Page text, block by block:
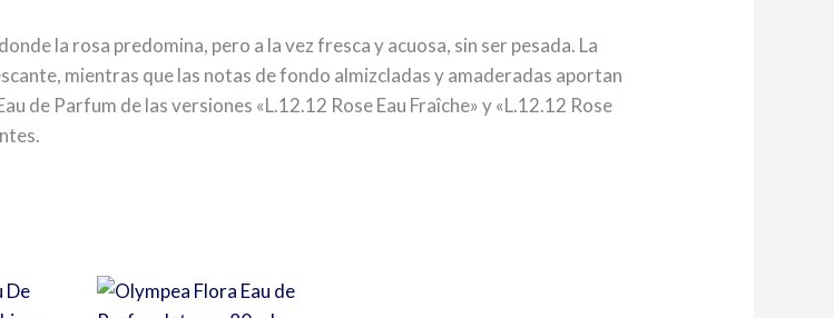
la rosa predomina, pero a la vez fresca y acuosa, sin ser pesada. La
mientras que las notas de fondo almizcladas y amaderadas aportan
de Parfum de las versiones «L.12.12 Rose Eau Fraîche» y «L.12.12 Rose